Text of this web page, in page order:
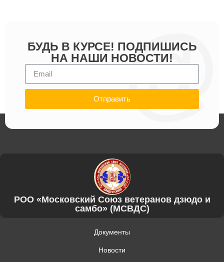
БУДЬ В КУРСЕ! ПОДПИШИСЬ
НА НАШИ НОВОСТИ!
Отправить
РОО «Московский Союз ветеранов дзюдо и
самбо» (МСВДС)
Документы
Новости